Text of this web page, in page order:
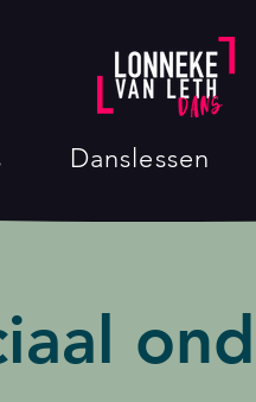
Danslessen